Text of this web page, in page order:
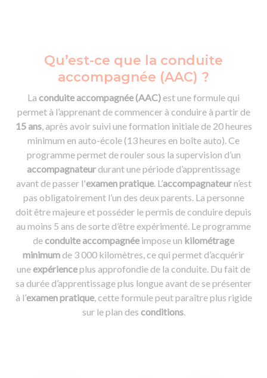
Qu’est-ce que la conduite
accompagnée (AAC) ?
La conduite accompagnée (AAC)est une formule qui
permet à l’apprenant de commencer à conduire à partir de
15 ans, après avoir suivi une formation initiale de 20 heures
minimum en auto-école (13 heures en boîte auto). Ce
programme permet de rouler sous la supervision d’un
accompagnateur durant une période d’apprentissage
avant de passer l'examen pratique. L’accompagnateurn’est
pas obligatoirement l’un des deux parents. La personne
doit être majeure et posséder le permis de conduire depuis
au moins 5 ans de sorte d’être expérimenté. Le programme
deconduite accompagnée impose un kilométrage
minimum de 3 000 kilomètres, ce qui permet d’acquérir
uneexpérienceplus approfondie de la conduite. Du fait de
sa durée d’apprentissage plus longue avant de se présenter
à l’examen pratique, cette formule peut paraître plus rigide
sur le plan des conditions.